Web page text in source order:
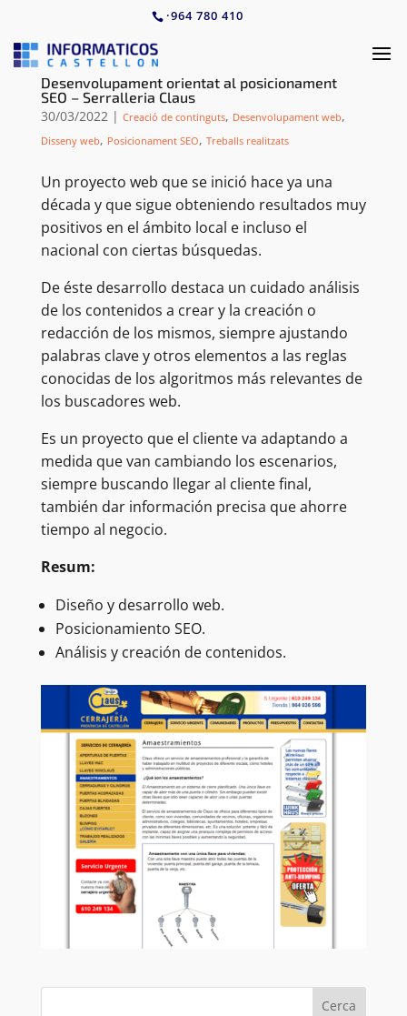
·964 780 410
Desenvolupament orientat al posicionament
SEO – Serralleria Claus
30/03/2022| Creació de continguts, Desenvolupament web,
Disseny web, Posicionament SEO, Treballs realitzats
Un proyecto web que se inició hace ya una
década y que sigue obteniendo resultados muy
positivos en el ámbito local e incluso el
nacional con ciertas búsquedas.
De éste desarrollo destaca un cuidado análisis
de los contenidos a crear y la creación o
redacción de los mismos, siempre ajustando
palabras clave y otros elementos a las reglas
conocidas de los algoritmos más relevantes de
los buscadores web.
Es un proyecto que el cliente va adaptando a
medida que van cambiando los escenarios,
siempre buscando llegar al cliente final,
también dar información precisa que ahorre
tiempo al negocio.
Resum:
Diseño y desarrollo web.
Posicionamiento SEO.
Análisis y creación de contenidos.
Cerca